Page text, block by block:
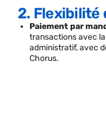
2. Flexibilité
Paiement par
transactions avec
administratif, avec
Chorus.